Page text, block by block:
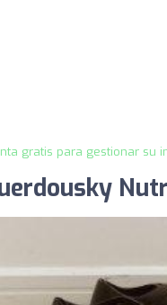
gratis para gestionar su